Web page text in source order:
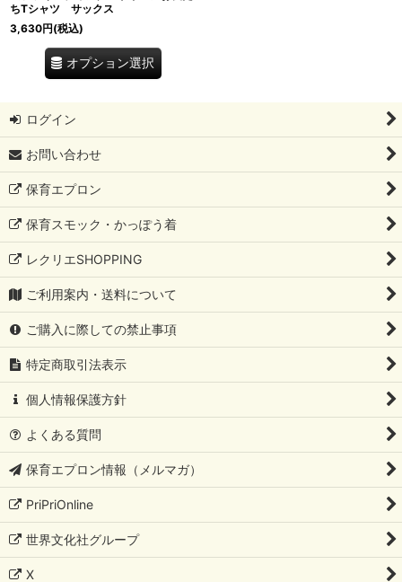
ちTシャツ サックス
3,630円(税込)
オプション選択
ログイン
お問い合わせ
保育エプロン
保育スモック・かっぽう着
レクリエSHOPPING
ご利用案内・送料について
ご購入に際しての禁止事項
特定商取引法表示
個人情報保護方針
よくある質問
保育エプロン情報（メルマガ）
PriPriOnline
世界文化社グループ
X